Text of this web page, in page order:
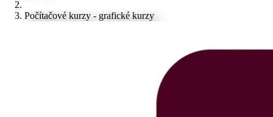
Počítačové kurzy - grafické kurzy